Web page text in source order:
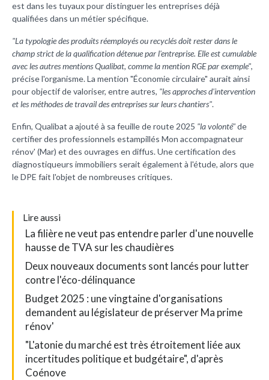
est dans les tuyaux pour distinguer les entreprises déjà
qualifiées dans un métier spécifique.
"La typologie des produits réemployés ou recyclés doit rester dans le
champ strict de la qualification détenue par l'entreprise. Elle est cumulable
avec les autres mentions Qualibat, comme la mention RGE par exemple",
précise l'organisme. La mention "Économie circulaire" aurait ainsi
pour objectif de valoriser, entre autres, "les approches d'intervention
et les méthodes de travail des entreprises sur leurs chantiers".
Enfin, Qualibat a ajouté à sa feuille de route 2025 "la volonté"de
certifier des professionnels estampillés Mon accompagnateur
rénov' (Mar) et des ouvrages en diffus. Une certification des
diagnostiqueurs immobiliers serait également à l'étude, alors que
le DPE fait l'objet de nombreuses critiques.
Lire aussi
La filière ne veut pas entendre parler d'une nouvelle
hausse de TVA sur les chaudières
Deux nouveaux documents sont lancés pour lutter
contre l'éco-délinquance
Budget 2025 : une vingtaine d'organisations
demandent au législateur de préserver Ma prime
rénov'
"L'atonie du marché est très étroitement liée aux
incertitudes politique et budgétaire", d'après
Coénove